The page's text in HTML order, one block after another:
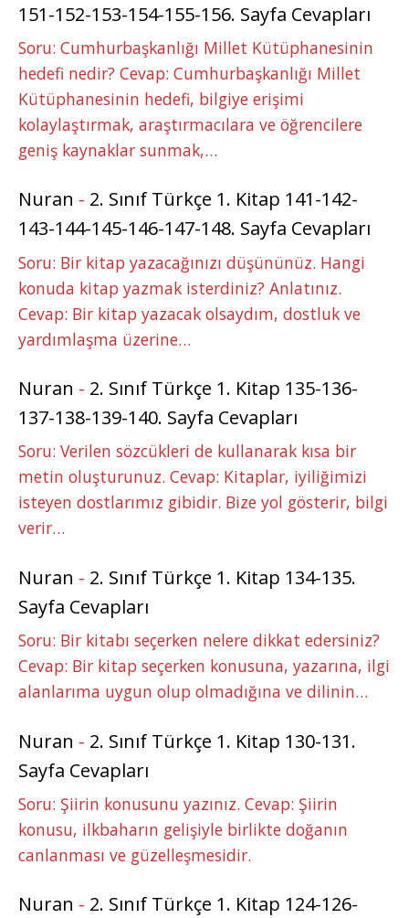
151-152-153-154-155-156. Sayfa Cevapları
Soru: Cumhurbaşkanlığı Millet Kütüphanesinin
hedefi nedir? Cevap: Cumhurbaşkanlığı Millet
Kütüphanesinin hedefi, bilgiye erişimi
kolaylaştırmak, araştırmacılara ve öğrencilere
geniş kaynaklar sunmak,…
Nuran - 2. Sınıf Türkçe 1. Kitap 141-142-
143-144-145-146-147-148. Sayfa Cevapları
Soru: Bir kitap yazacağınızı düşününüz. Hangi
konuda kitap yazmak isterdiniz? Anlatınız.
Cevap: Bir kitap yazacak olsaydım, dostluk ve
yardımlaşma üzerine…
Nuran - 2. Sınıf Türkçe 1. Kitap 135-136-
137-138-139-140. Sayfa Cevapları
Soru: Verilen sözcükleri de kullanarak kısa bir
metin oluşturunuz. Cevap: Kitaplar, iyiliğimizi
isteyen dostlarımız gibidir. Bize yol gösterir, bilgi
verir…
Nuran - 2. Sınıf Türkçe 1. Kitap 134-135.
Sayfa Cevapları
Soru: Bir kitabı seçerken nelere dikkat edersiniz?
Cevap: Bir kitap seçerken konusuna, yazarına, ilgi
alanlarıma uygun olup olmadığına ve dilinin…
Nuran - 2. Sınıf Türkçe 1. Kitap 130-131.
Sayfa Cevapları
Soru: Şiirin konusunu yazınız. Cevap: Şiirin
konusu, ilkbaharın gelişiyle birlikte doğanın
canlanması ve güzelleşmesidir.
Nuran - 2. Sınıf Türkçe 1. Kitap 124-126-